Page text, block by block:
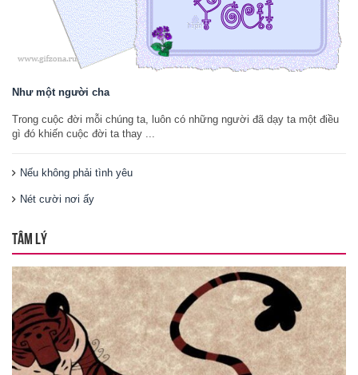
Như một người cha
Trong cuộc đời mỗi chúng ta, luôn có những người đã dạy ta một điều
gì đó khiến cuộc đời ta thay ...
Nếu không phải tình yêu
Nét cười nơi ấy
TÂM LÝ